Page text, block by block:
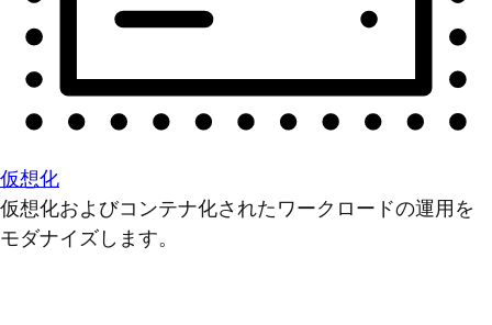
仮想化
仮想化およびコンテナ化されたワークロードの運用を
モダナイズします。